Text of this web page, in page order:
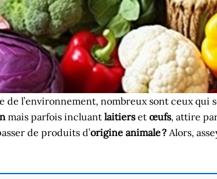
de l’environnement, nombreux sont ceux
mais parfois incluant laitierset œufs, attire
de produits d’origine animale ? Alors,